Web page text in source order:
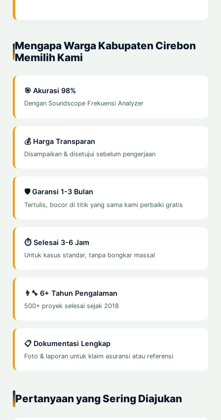
Mengapa Warga Kabupaten Cirebon
Memilih Kami
🎯 Akurasi 98%
Dengan Soundscope Frekuensi Analyzer
💰 Harga Transparan
Disampaikan & disetujui sebelum pengerjaan
🛡️ Garansi 1-3 Bulan
Tertulis, bocor di titik yang sama kami perbaiki gratis
⏱️ Selesai 3-6 Jam
Untuk kasus standar, tanpa bongkar massal
👨‍🔧 6+ Tahun Pengalaman
500+ proyek selesai sejak 2018
📋 Dokumentasi Lengkap
Foto & laporan untuk klaim asuransi atau referensi
Pertanyaan yang Sering Diajukan